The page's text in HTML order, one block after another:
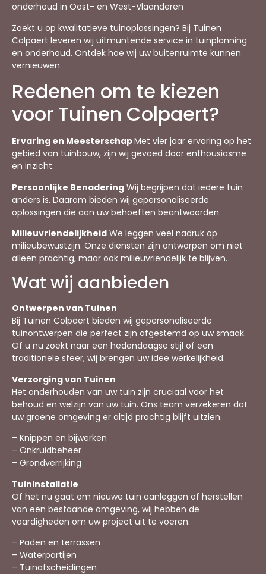
onderhoud in Oost- en West-Vlaanderen
Zoekt u op kwalitatieve tuinoplossingen? Bij Tuinen
Colpaert leveren wij uitmuntende service in tuinplanning
en onderhoud. Ontdek hoe wij uw buitenruimte kunnen
vernieuwen.
Redenen om te kiezen
voor Tuinen Colpaert?
Ervaring en MeesterschapMet vier jaar ervaring op het
gebied van tuinbouw, zijn wij gevoed door enthousiasme
en inzicht.
Persoonlijke Benadering Wij begrijpen dat iedere tuin
anders is. Daarom bieden wij gepersonaliseerde
oplossingen die aan uw behoeften beantwoorden.
Milieuvriendelijkheid We leggen veel nadruk op
milieubewustzijn. Onze diensten zijn ontworpen om niet
alleen prachtig, maar ook milieuvriendelijk te blijven.
Wat wij aanbieden
Ontwerpen van Tuinen
Bij Tuinen Colpaert bieden wij gepersonaliseerde
tuinontwerpen die perfect zijn afgestemd op uw smaak.
Of u nu zoekt naar een hedendaagse stijl of een
traditionele sfeer, wij brengen uw idee werkelijkheid.
Verzorging van Tuinen
Het onderhouden van uw tuin zijn cruciaal voor het
behoud en welzijn van uw tuin. Ons team verzekeren dat
uw groene omgeving er altijd prachtig blijft uitzien.
– Knippen en bijwerken
– Onkruidbeheer
– Grondverrijking
Tuininstallatie
Of het nu gaat om nieuwe tuin aanleggen of herstellen
van een bestaande omgeving, wij hebben de
vaardigheden om uw project uit te voeren.
– Paden en terrassen
– Waterpartijen
– Tuinafscheidingen